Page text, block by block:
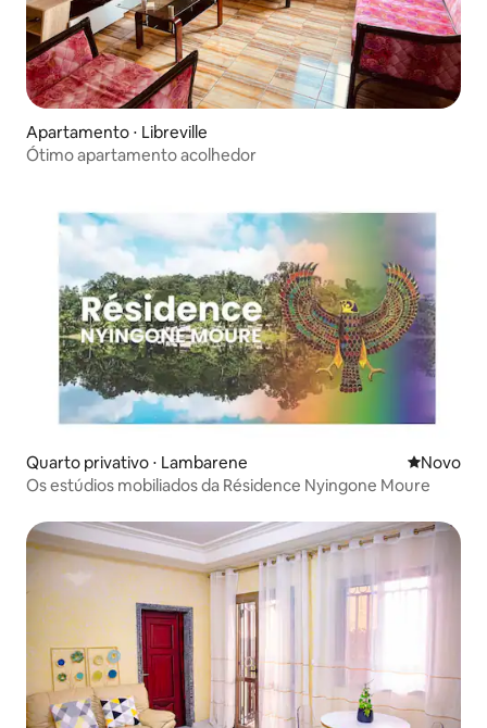
Apartamento ⋅ Libreville
Ótimo apartamento acolhedor
Quarto privativo ⋅ Lambarene Novo
Novo
Os estúdios mobiliados da Résidence Nyingone Moure